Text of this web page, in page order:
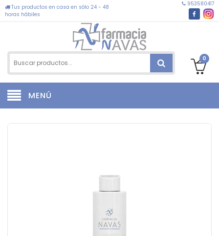
Tus productos en casa en sólo 24 - 48
horas hábiles
953580417
0
MENÚ